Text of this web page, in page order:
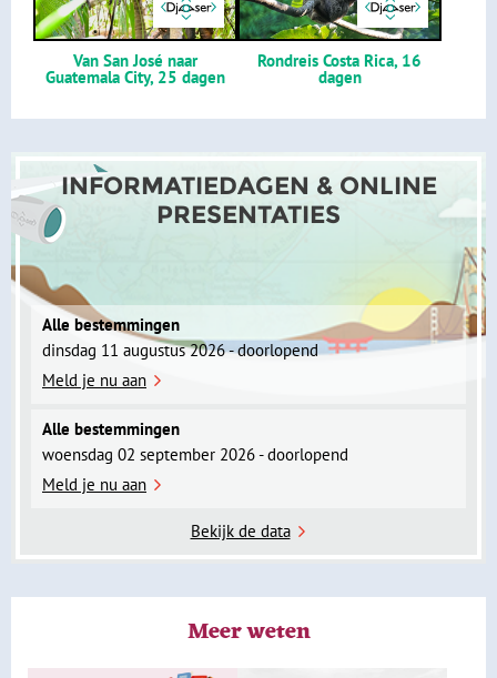
Van San José naar
Guatemala City, 25 dagen
Rondreis Costa Rica, 16
dagen
INFORMATIEDAGEN & ONLINE
PRESENTATIES
Alle bestemmingen
dinsdag 11 augustus 2026 - doorlopend
Meld je nu aan
Alle bestemmingen
woensdag 02 september 2026 - doorlopend
Meld je nu aan
Bekijk de data
Meer weten